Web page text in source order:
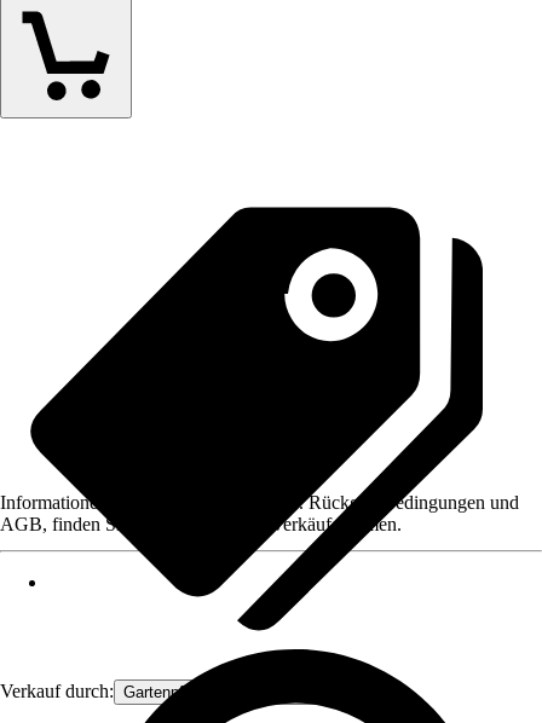
Verkauf durch: Gartenpflanzen Ammerland
Informationen des Verkäufers, wie z. B. Rückgabebedingungen und
AGB, finden Sie bei Klick auf den Verkäufernamen.